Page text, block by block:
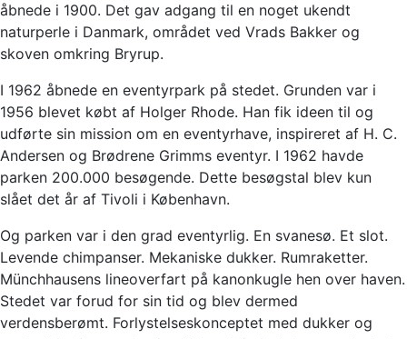
åbnede i 1900. Det gav adgang til en noget ukendt
naturperle i Danmark, området ved Vrads Bakker og
skoven omkring Bryrup.
I 1962 åbnede en eventyrpark på stedet. Grunden var i
1956 blevet købt af Holger Rhode. Han fik ideen til og
udførte sin mission om en eventyrhave, inspireret af H. C.
Andersen og Brødrene Grimms eventyr. I 1962 havde
parken 200.000 besøgende. Dette besøgstal blev kun
slået det år af Tivoli i København.
Og parken var i den grad eventyrlig. En svanesø. Et slot.
Levende chimpanser. Mekaniske dukker. Rumraketter.
Münchhausens lineoverfart på kanonkugle hen over haven.
Stedet var forud for sin tid og blev dermed
verdensberømt. Forlystelseskonceptet med dukker og